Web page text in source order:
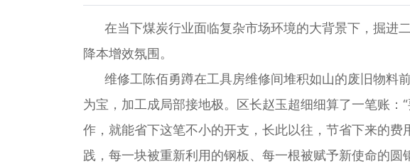
在当下煤炭行业面临复杂市场环境的大背景下，掘进二
降本增效氛围。
维修工陈佰勇蹲在工具房维修间堆积如山的废旧物料
为宝，加工成局部接地极。区长赵玉超细细算了一笔账
作，就能省下这笔不小的开支，长此以往，节省下来的
践，每一块被重新利用的钢板、每一根被赋予新使命的圆